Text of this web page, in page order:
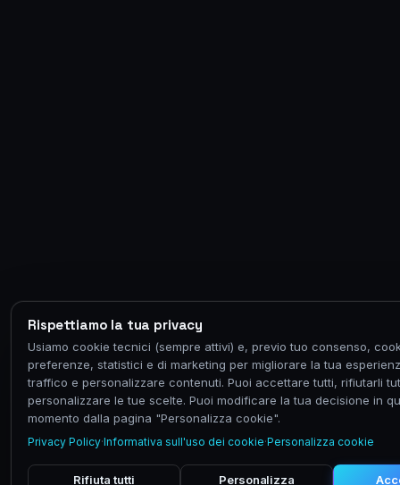
Rispettiamo la tua privacy
Usiamo cookie tecnici (sempre attivi) e, previo tuo consenso,
preferenze, statistici e di marketing per migliorare la tua
traffico e personalizzare contenuti. Puoi accettare tutti, rifiutarli
personalizzare le tue scelte. Puoi modificare la tua decisione in
momento dalla pagina "Personalizza cookie".
Privacy Policy·Informativa sull'uso dei cookie·Personalizza cookie
Rifiuta tutti Personalizza